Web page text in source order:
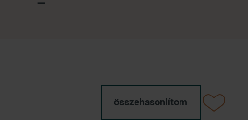
—
összehasonlítom